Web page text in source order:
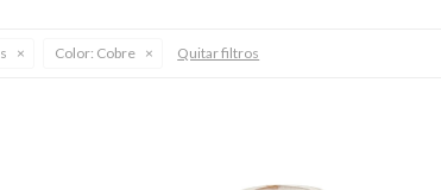
Color: Cobre Quitar filtros